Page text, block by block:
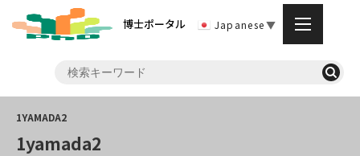
博士ポータル Japanese▼
1yamada2